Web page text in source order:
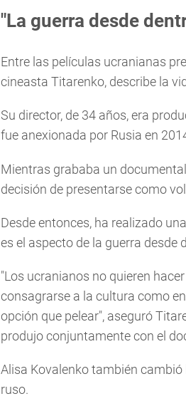
"La guerra desde
Entre las películas ucranianas
cineasta Titarenko, describe la
Su director, de 34 años, era
fue anexionada por Rusia en
Mientras grababa un
decisión de presentarse como
Desde entonces, ha realizado
es el aspecto de la guerra desde
"Los ucranianos no quieren
consagrarse a la cultura como
opción que pelear", aseguró
produjo conjuntamente con el
Alisa Kovalenko también
ruso.